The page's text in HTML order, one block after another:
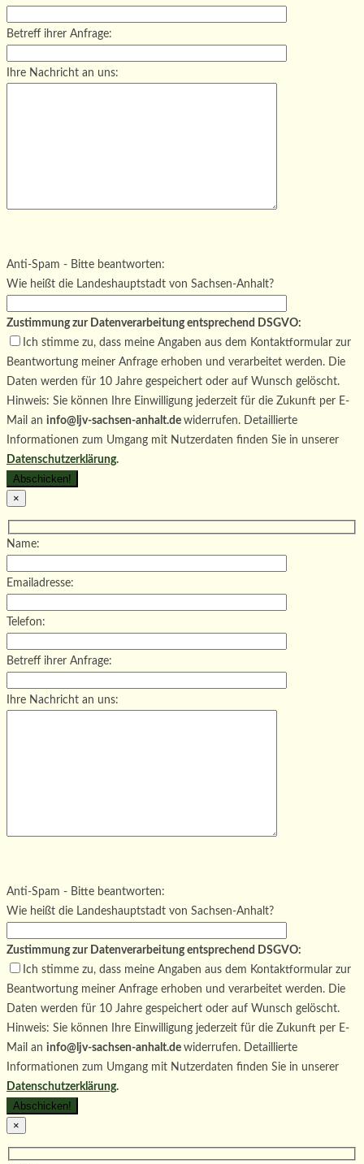
Betreff ihrer Anfrage:
Ihre Nachricht an uns:
Bitte lasse dieses Feld leer.
Anti-Spam - Bitte beantworten:
Wie heißt die Landeshauptstadt von Sachsen-Anhalt?
Zustimmung zur Datenverarbeitung entsprechend DSGVO:
Ich stimme zu, dass meine Angaben aus dem Kontaktformular zur
Beantwortung meiner Anfrage erhoben und verarbeitet werden. Die
Daten werden für 10 Jahre gespeichert oder auf Wunsch gelöscht.
Hinweis: Sie können Ihre Einwilligung jederzeit für die Zukunft per E-
Mail an info@ljv-sachsen-anhalt.de widerrufen. Detaillierte
Informationen zum Umgang mit Nutzerdaten finden Sie in unserer
Datenschutzerklärung.
×
Name:
Emailadresse:
Telefon:
Betreff ihrer Anfrage:
Ihre Nachricht an uns:
Bitte lasse dieses Feld leer.
Anti-Spam - Bitte beantworten:
Wie heißt die Landeshauptstadt von Sachsen-Anhalt?
Zustimmung zur Datenverarbeitung entsprechend DSGVO:
Ich stimme zu, dass meine Angaben aus dem Kontaktformular zur
Beantwortung meiner Anfrage erhoben und verarbeitet werden. Die
Daten werden für 10 Jahre gespeichert oder auf Wunsch gelöscht.
Hinweis: Sie können Ihre Einwilligung jederzeit für die Zukunft per E-
Mail an info@ljv-sachsen-anhalt.de widerrufen. Detaillierte
Informationen zum Umgang mit Nutzerdaten finden Sie in unserer
Datenschutzerklärung.
×